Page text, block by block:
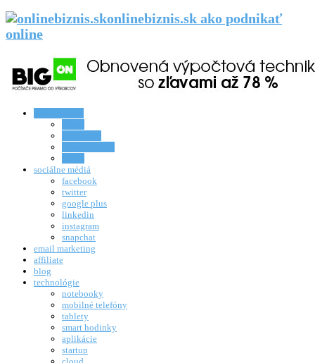
onlinebiznis.sk ako podnikať
online
sociálne médiá
facebook
twitter
google plus
linkedin
instagram
snapchat
email marketing
affiliate
blog
technológie
notebooky
mobilné telefóny
tablety
smart hodinky
aplikácie
startup